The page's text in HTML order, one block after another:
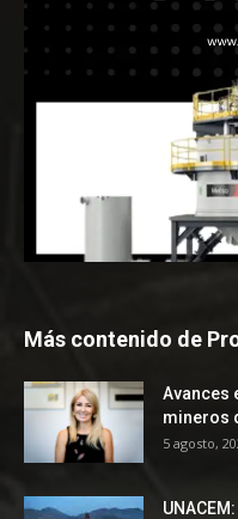
Más contenido de
Avances
mineros
5 agosto,